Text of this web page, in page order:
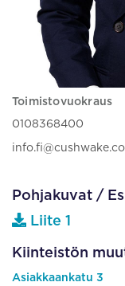
Toimistovuokraus
0108368400
Pohjakuvat /
Liite 1
Kiinteistön
Asiakkaankatu 3